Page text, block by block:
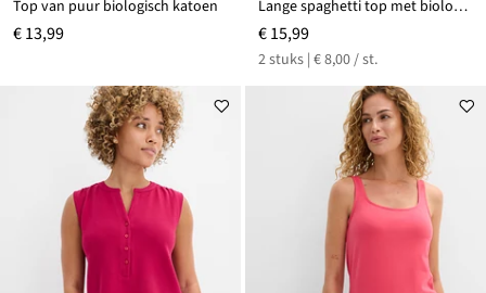
Top van puur biologisch katoen
€ 13,99
Lange spaghetti top met biologisch katoen (set van 2)
€ 15,99
2 stuks | € 8,00 / st.